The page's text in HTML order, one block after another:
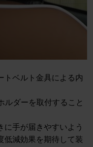
トベルト金具による内
ルダーを取付すること
に手が届きやすいよう
低減効果を期待して装